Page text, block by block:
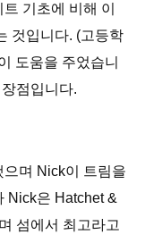
기초에 비해 이
것입니다. (고등학
도움을 주었습니
점입니다.
며 Nick이 트림을
Nick은 Hatchet &
섬에서 최고라고